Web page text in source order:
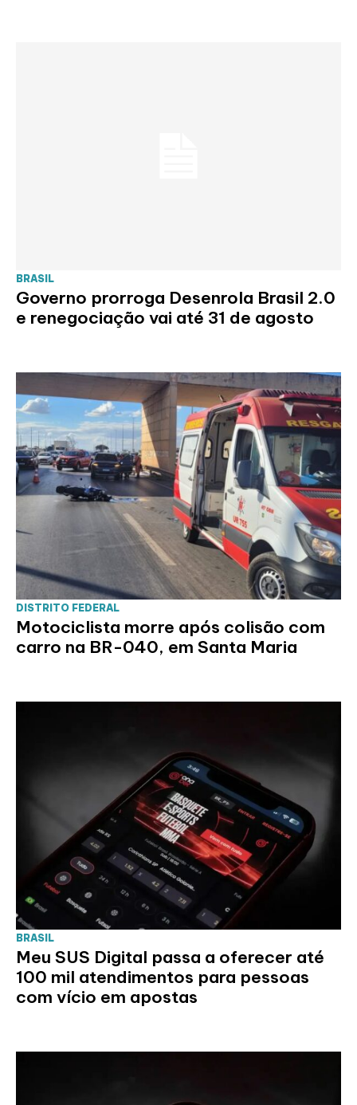
BRASIL
Governo prorroga Desenrola Brasil 2.0
e renegociação vai até 31 de agosto
DISTRITO FEDERAL
Motociclista morre após colisão com
carro na BR-040, em Santa Maria
BRASIL
Meu SUS Digital passa a oferecer até
100 mil atendimentos para pessoas
com vício em apostas